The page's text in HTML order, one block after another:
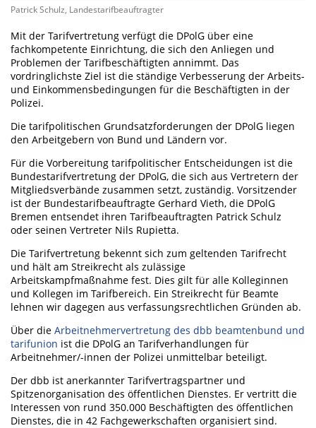
Patrick Schulz, Landestarifbeauftragter
Mit der Tarifvertretung verfügt die DPolG über eine
fachkompetente Einrichtung, die sich den Anliegen und
Problemen der Tarifbeschäftigten annimmt. Das
vordringlichste Ziel ist die ständige Verbesserung der Arbeits-
und Einkommensbedingungen für die Beschäftigten in der
Polizei.
Die tarifpolitischen Grundsatzforderungen der DPolG liegen
den Arbeitgebern von Bund und Ländern vor.
Für die Vorbereitung tarifpolitischer Entscheidungen ist die
Bundestarifvertretung der DPolG, die sich aus Vertretern der
Mitgliedsverbände zusammen setzt, zuständig. Vorsitzender
ist der Bundestarifbeauftragte Gerhard Vieth, die DPolG
Bremen entsendet ihren Tarifbeauftragten Patrick Schulz
oder seinen Vertreter Nils Rupietta.
Die Tarifvertretung bekennt sich zum geltenden Tarifrecht
und hält am Streikrecht als zulässige
Arbeitskampfmaßnahme fest. Dies gilt für alle Kolleginnen
und Kollegen im Tarifbereich. Ein Streikrecht für Beamte
lehnen wir dagegen aus verfassungsrechtlichen Gründen ab.
Über die Arbeitnehmervertretung des dbb beamtenbund und
tarifunion ist die DPolG an Tarifverhandlungen für
Arbeitnehmer/-innen der Polizei unmittelbar beteiligt.
Der dbb ist anerkannter Tarifvertragspartner und
Spitzenorganisation des öffentlichen Dienstes. Er vertritt die
Interessen von rund 350.000 Beschäftigten des öffentlichen
Dienstes, die in 42 Fachgewerkschaften organisiert sind.